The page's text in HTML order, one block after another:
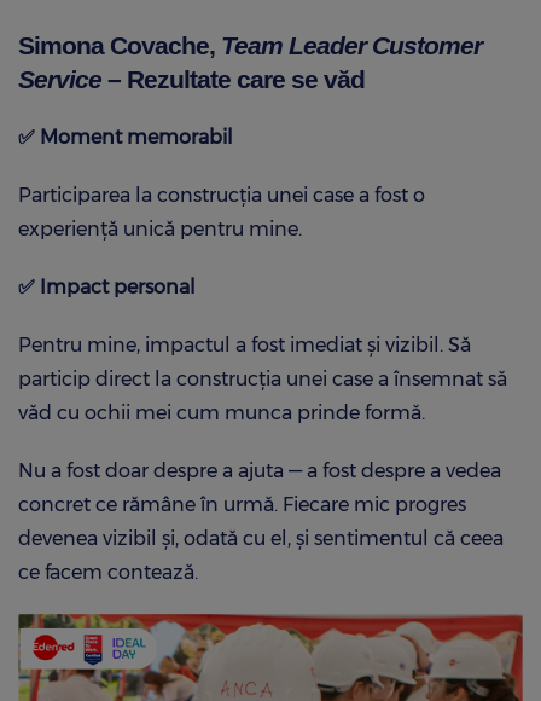
Simona Covache, Team Leader Customer
Service – Rezultate care se văd
✅ Moment memorabil
Participarea la construcția unei case a fost o
experiență unică pentru mine.
✅ Impact personal
Pentru mine, impactul a fost imediat și vizibil. Să
particip direct la construcția unei case a însemnat să
văd cu ochii mei cum munca prinde formă.
Nu a fost doar despre a ajuta — a fost despre a vedea
concret ce rămâne în urmă. Fiecare mic progres
devenea vizibil și, odată cu el, și sentimentul că ceea
ce facem contează.